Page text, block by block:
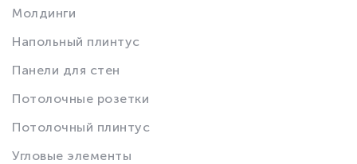
Молдинги
Напольный плинтус
Панели для стен
Потолочные розетки
Потолочный плинтус
Угловые элементы